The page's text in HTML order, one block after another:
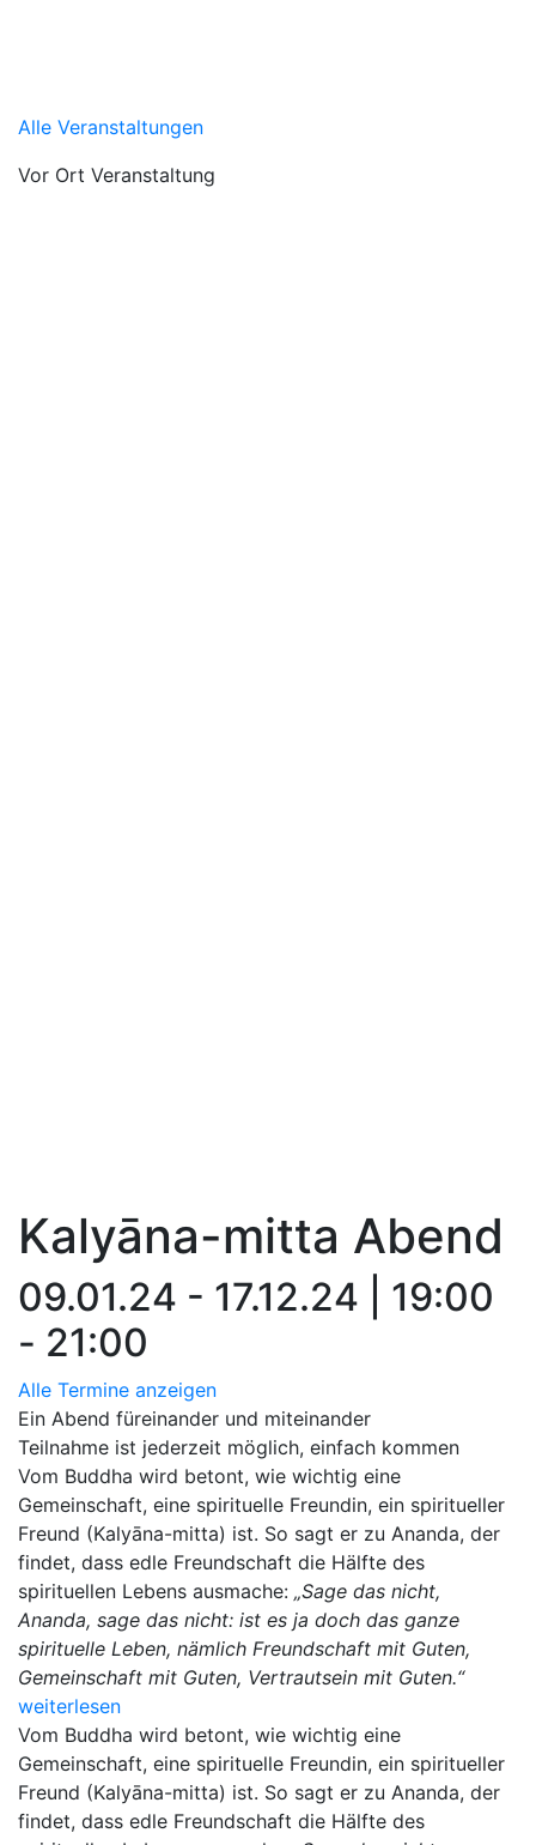
Alle Veranstaltungen
Vor Ort Veranstaltung
Kalyāna-mitta Abend
09.01.24 - 17.12.24 | 19:00
- 21:00
Alle Termine anzeigen
Ein Abend füreinander und miteinander
Teilnahme ist jederzeit möglich, einfach kommen
Vom Buddha wird betont, wie wichtig eine
Gemeinschaft, eine spirituelle Freundin, ein spiritueller
Freund (Kalyāna-mitta) ist. So sagt er zu Ananda, der
findet, dass edle Freundschaft die Hälfte des
spirituellen Lebens ausmache: „Sage das nicht,
Ananda, sage das nicht: ist es ja doch das ganze
spirituelle Leben, nämlich Freundschaft mit Guten,
Gemeinschaft mit Guten, Vertrautsein mit Guten.“
weiterlesen
Vom Buddha wird betont, wie wichtig eine
Gemeinschaft, eine spirituelle Freundin, ein spiritueller
Freund (Kalyāna-mitta) ist. So sagt er zu Ananda, der
findet, dass edle Freundschaft die Hälfte des